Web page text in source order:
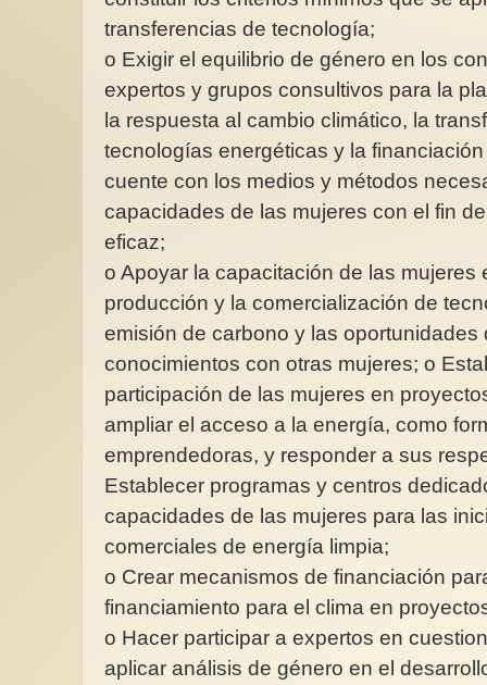
transferencias de tecnología;
o Exigir el equilibrio de género en los
expertos y grupos consultivos para la
la respuesta al cambio climático, la
tecnologías energéticas y la
cuente con los medios y métodos
capacidades de las mujeres con el fin
eficaz;
o Apoyar la capacitación de las mujeres
producción y la comercialización de
emisión de carbono y las oportunidades
conocimientos con otras mujeres; o
participación de las mujeres en
ampliar el acceso a la energía, como
emprendedoras, y responder a sus
Establecer programas y centros
capacidades de las mujeres para las
comerciales de energía limpia;
o Crear mecanismos de financiación
financiamiento para el clima en
o Hacer participar a expertos en
aplicar análisis de género en el